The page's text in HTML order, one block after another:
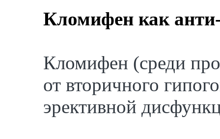
Кломифен как анти-
Кломифен (среди
от вторичного
эрективной